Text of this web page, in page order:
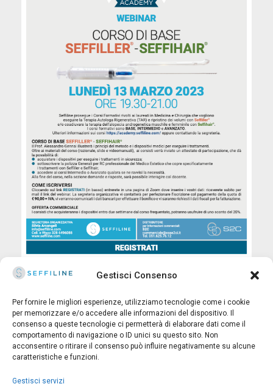
Gestisci Consenso
Per fornire le migliori esperienze, utilizziamo tecnologie come i cookie
per memorizzare e/o accedere alle informazioni del dispositivo. Il
consenso a queste tecnologie ci permetterà di elaborare dati come il
comportamento di navigazione o ID unici su questo sito. Non
acconsentire o ritirare il consenso può influire negativamente su alcune
caratteristiche e funzioni.
Gestisci servizi
© 2025 Seffiline Srl Start Up Innovativa
Via Santo Stefano, 11 40125 Bologna - Italy
Partita IVA 02195171208 - R.E.A. BO-419844